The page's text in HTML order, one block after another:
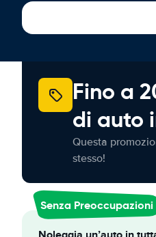
Fino a
di auto
Questa
stesso!
Senza Preoccupazioni